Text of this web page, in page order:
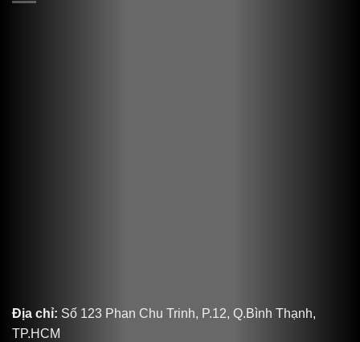
Địa chỉ: Số 123 Phan Chu Trinh, P.12, Q.Bình Thạnh,
TP.HCM